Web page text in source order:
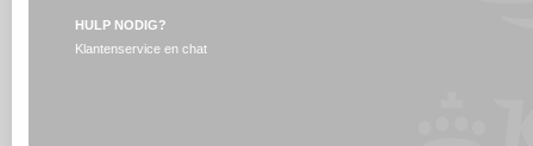
HULP NODIG?
Klantenservice en chat